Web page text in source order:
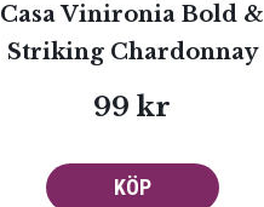
Casa Vinironia Bold &
Striking Chardonnay
99 kr
KÖP